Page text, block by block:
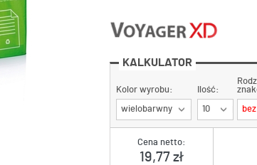
KALKULATOR
Cena netto:
19,77 zł
Kolor wyrobu:
wielobarwny
Ilość:
10